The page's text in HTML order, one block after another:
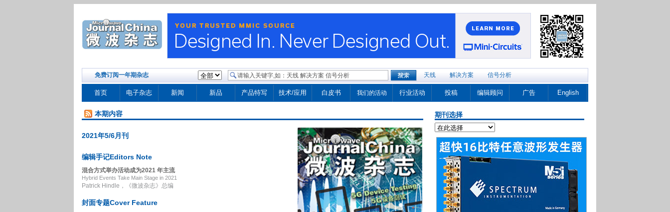
免费订阅一年期杂志 天线 解决方案 信号分析
首页 电子杂志 新闻 新品 产品特写 技术/应用 白皮书 我们的活动 行业活动 投稿 编辑顾问 广告 English
本期内容
2021年5/6月刊
编辑手记Editors Note
混合方式举办活动成为2021 年主流
Hybrid Events Take Main Stage in 2021
Patrick Hindle，《微波杂志》总编
封面专题Cover Feature
期刊选择